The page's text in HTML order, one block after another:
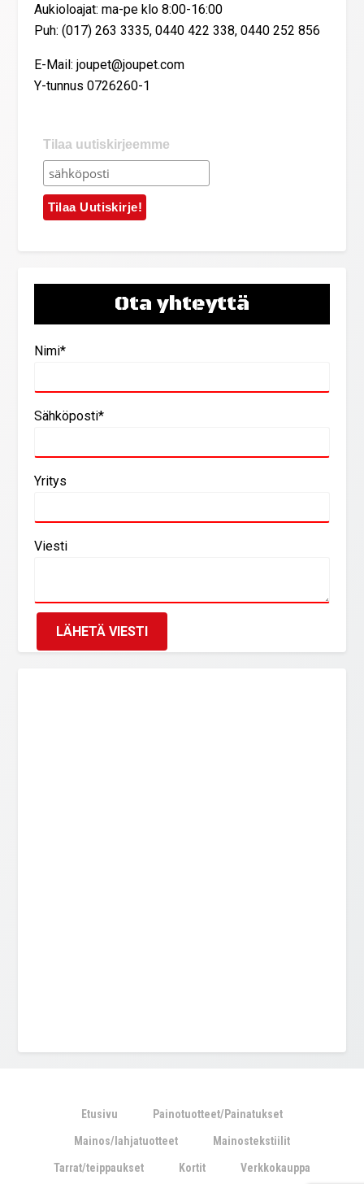
Aukioloajat: ma-pe klo 8:00-16:00
Puh: (017) 263 3335, 0440 422 338, 0440 252 856
E-Mail: joupet@joupet.com
Y-tunnus 0726260-1
Tilaa uutiskirjeemme
Ota yhteyttä
Nimi*
Sähköposti*
Yritys
Viesti
Etusivu Painotuotteet/Painatukset
Mainos/lahjatuotteet Mainostekstiilit
Tarrat/teippaukset Kortit Verkkokauppa